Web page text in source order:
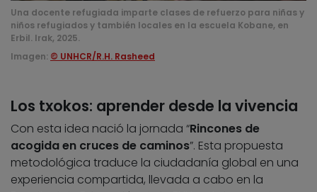
Una docente refugiada imparte clases de refuerzo para niñas y
niños refugiados y también locales en la escuela Kobane, en
Erbil. Irak, 2025.
Imagen: © UNHCR/R.H. Rasheed
Los txokos: aprender desde la vivencia
Con esta idea nació la jornada “Rincones de
acogida en cruces de caminos”. Esta propuesta
metodológica traduce la ciudadanía global en una
experiencia compartida, llevada a cabo en la